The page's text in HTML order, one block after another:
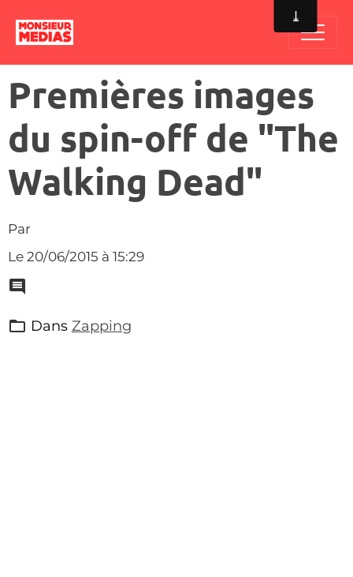
Premières images
du spin-off de "The
Walking Dead"
Par
Le 20/06/2015 à 15:29
Dans Zapping